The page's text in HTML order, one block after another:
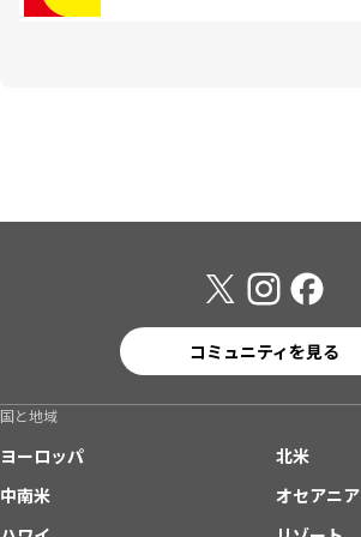
コミュニティを見る
国と地域
ヨーロッパ
北米
中南米
オセアニア